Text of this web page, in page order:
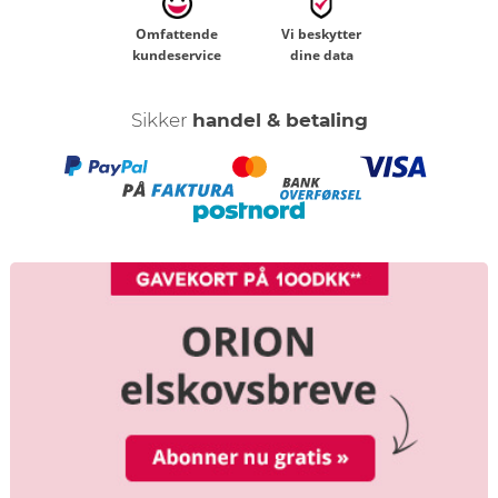
Omfattende
kundeservice
Vi beskytter
dine data
Sikker handel & betaling